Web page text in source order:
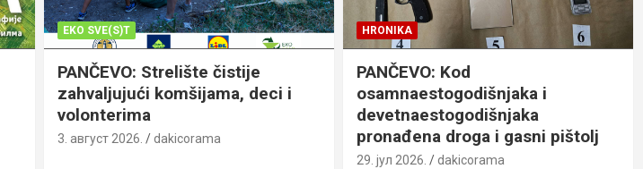
EKO SVE(S)T
PANČEVO: Strelište čistije
zahvaljujući komšijama, deci i
volonterima
3. август 2026. dakicorama
HRONIKA
PANČEVO: Kod
osamnaestogodišnjaka i
devetnaestogodišnjaka
pronađena droga i gasni pištolj
29. јул 2026. dakicorama